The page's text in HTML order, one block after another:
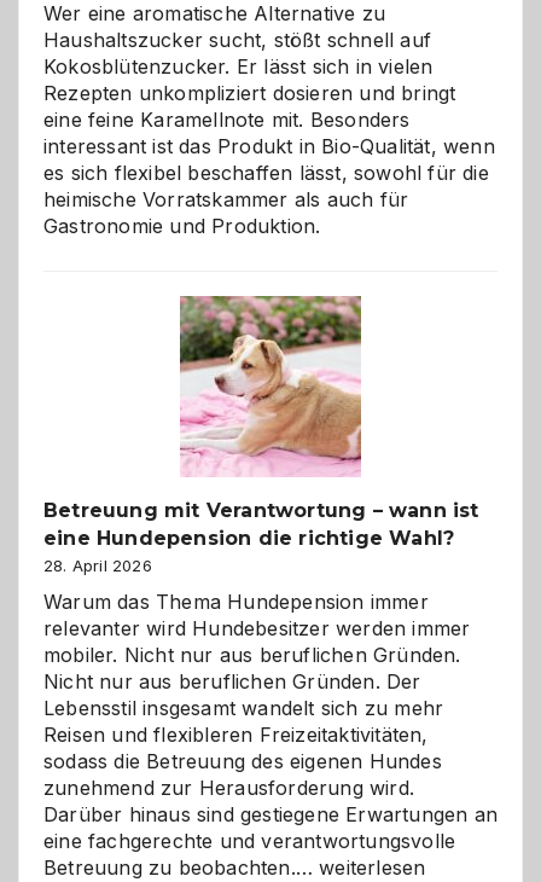
Wer eine aromatische Alternative zu
Haushaltszucker sucht, stößt schnell auf
Kokosblütenzucker. Er lässt sich in vielen
Rezepten unkompliziert dosieren und bringt
eine feine Karamellnote mit. Besonders
interessant ist das Produkt in Bio-Qualität, wenn
es sich flexibel beschaffen lässt, sowohl für die
heimische Vorratskammer als auch für
Gastronomie und Produktion.
Betreuung mit Verantwortung – wann ist
eine Hundepension die richtige Wahl?
28. April 2026
Warum das Thema Hundepension immer
relevanter wird Hundebesitzer werden immer
mobiler. Nicht nur aus beruflichen Gründen.
Nicht nur aus beruflichen Gründen. Der
Lebensstil insgesamt wandelt sich zu mehr
Reisen und flexibleren Freizeitaktivitäten,
sodass die Betreuung des eigenen Hundes
zunehmend zur Herausforderung wird.
Darüber hinaus sind gestiegene Erwartungen an
eine fachgerechte und verantwortungsvolle
Betreuung zu beobachten.…Betreuung
weiterlesen